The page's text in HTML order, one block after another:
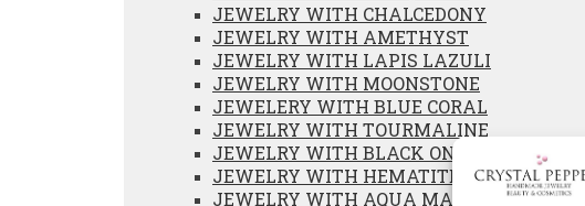
JEWELRY WITH CHALCEDONY
JEWELRY WITH AMETHYST
JEWELRY WITH LAPIS LAZULI
JEWELRY WITH MOONSTONE
JEWELERY WITH BLUE CORAL
JEWELRY WITH TOURMALINE
JEWELRY WITH BLACK ONYX
JEWELRY WITH HEMATITE
JEWELRY WITH AQUA MARINE